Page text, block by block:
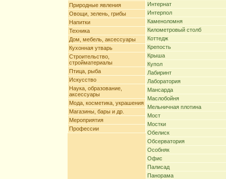
Природные явления
Овощи, зелень, грибы
Напитки
Техника
Дом, мебель, аксессуары
Кухонная утварь
Строительство,
стройматериалы
Птица, рыба
Искусство
Наука, образование,
аксессуары
Мода, косметика, украшения
Магазины, бары и др.
Мероприятия
Профессии
Интернат
Интерпол
Каменоломня
Километровый столб
Коттедж
Крепость
Крыша
Купол
Лабиринт
Лаборатория
Мансарда
Маслобойня
Мельничная плотина
Мост
Мостки
Обелиск
Обсерватория
Особняк
Офис
Палисад
Панорама